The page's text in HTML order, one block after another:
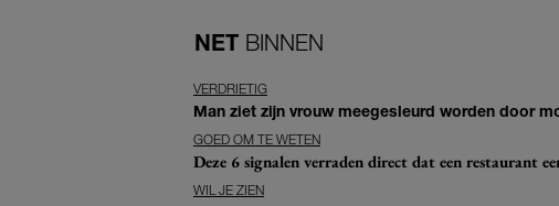
NET BINNEN
VERDRIETIG
Man ziet zijn vrouw meegesleurd worden door
GOED OM TE WETEN
Deze 6 signalen verraden direct dat een restaurant
WIL JE ZIEN